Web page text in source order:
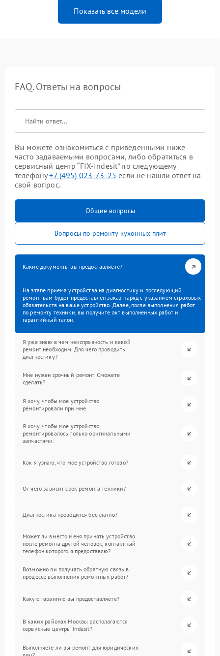
Показать все модели
FAQ. Ответы на вопросы
Вы можете ознакомиться с приведенными ниже
часто задаваемыми вопросами, либо обратиться в
сервисный центр “FIX-Indesit” по следующему
телефону+7 (495) 023-73-25 если не нашли ответ на
свой вопрос.
Общие вопросы
Вопросы по ремонту кухонных плит
Какие документы вы предоставляете?
На этапе приема устройства на диагностику и последующий
ремонт вам будет предоставлен заказ-наряд с указанием страховых
обязательств на ваше устройство. Далее, после выполнения работ
по ремонту техники, вы получите акт выполненных работ и
гарантийный талон.
Я уже знаю в чем неисправность и какой
ремонт необходим. Для чего проводить
диагностику?
Мне нужен срочный ремонт. Сможете
сделать?
Я хочу, чтобы мое устройство
ремонтировали при мне.
Я хочу, чтобы мое устройство
ремонтировалось только оригинальными
запчастями.
Как я узнаю, что мое устройство готово?
От чего зависит срок ремонта техники?
Диагностика проводится бесплатно?
Может ли вместо меня принять устройство
после ремонта другой человек, контактный
телефон которого я предоставлю?
Возможно ли получать обратную связь в
процессе выполнения ремонтных работ?
Какую гарантию вы предоставляете?
В каких районах Москвы располагаются
сервисные центры Indesit?
Выполняете ли вы ремонт для юридических